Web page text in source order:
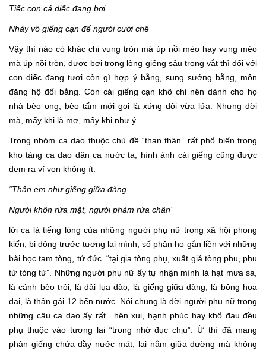
Tiếc con cá diếc đang bơi
Nhảy vô giếng cạn để người cười chê
Vậy thì nào có khác chi vung tròn mà úp nồi méo hay vung méo
mà úp nồi tròn, được bơi trong lòng giếng sâu trong vắt thì đối với
con diếc đang tươi còn gì hợp ý bằng, sung sướng bằng, môn
đăng hộ đối bằng. Còn cái giếng cạn khô chỉ nên dành cho họ
nhà bèo ong, bèo tấm mới gọi là xứng đôi vừa lứa. Nhưng đời
mà, mấy khi là mơ, mấy khi như ý.
Trong nhóm ca dao thuộc chủ đề “than thân” rất phổ biến trong
kho tàng ca dao dân ca nước ta, hình ảnh cái giếng cũng được
đem ra ví von không ít:
“Thân em như giếng giữa đàng
Người khôn rửa mặt, người phàm rửa chân”
lời ca là tiếng lòng của những người phụ nữ trong xã hội phong
kiến, bị động trước tương lai mình, số phận họ gắn liền với những
bài học tam tòng, tứ đức “tại gia tòng phụ, xuất giá tòng phu, phu
tử tòng tử”. Những người phụ nữ ấy tự nhận mình là hạt mưa sa,
là cánh bèo trôi, là dải lụa đào, là giếng giữa đàng, là bông hoa
dại, là thân gái 12 bến nước. Nói chung là đời người phụ nữ trong
những câu ca dao ấy rất…hên xui, hạnh phúc hay khổ đau đều
phụ thuộc vào tương lai “trong nhờ đục chịu”. Ừ thì đã mang
phận giếng chứa đầy nước mát, lại nằm giữa đường mà không